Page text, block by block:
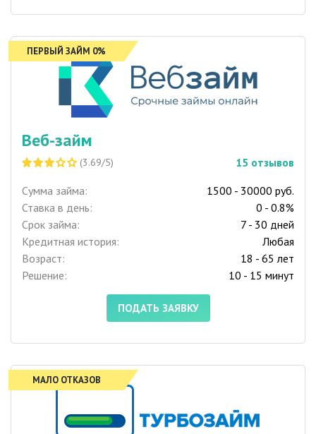
ПЕРВЫЙ ЗАЙМ 0%
Веб-займ
(3.69/5) 15 отзывов
Сумма займа:
1500 - 30000 руб.
Ставка в день:
0 - 0.8%
Срок займа:
7 - 30 дней
Кредитная история:
Любая
Возраст:
18 - 65 лет
Решение:
10 - 15 минут
ПОДАТЬ ЗАЯВКУ
МАЛО ОТКАЗОВ